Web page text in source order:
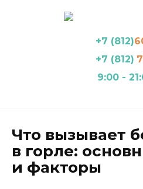
+7 (812)
+7 (812)
9:00 -
Что вызывает
в горле:
и факторы